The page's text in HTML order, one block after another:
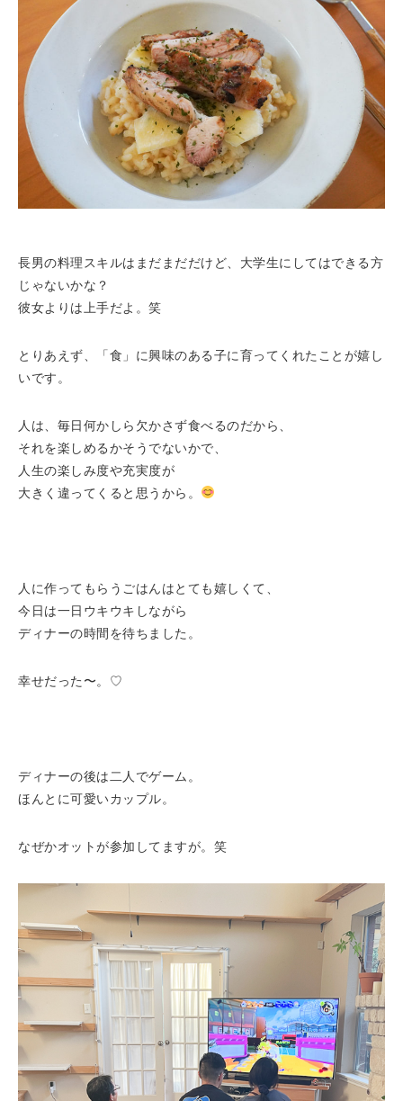
長男の料理スキルはまだまだだけど、大学生にしてはできる方
じゃないかな？
彼女よりは上手だよ。笑
とりあえず、「食」に興味のある子に育ってくれたことが嬉し
いです。
人は、毎日何かしら欠かさず食べるのだから、
それを楽しめるかそうでないかで、
人生の楽しみ度や充実度が
大きく違ってくると思うから。
人に作ってもらうごはんはとても嬉しくて、
今日は一日ウキウキしながら
ディナーの時間を待ちました。
幸せだった〜。♡
ディナーの後は二人でゲーム。
ほんとに可愛いカップル。
なぜかオットが参加してますが。笑